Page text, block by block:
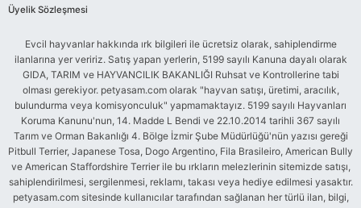
Üyelik Sözleşmesi
Evcil hayvanlar hakkında ırk bilgileri ile ücretsiz olarak, sahiplendirme
ilanlarına yer veririz. Satış yapan yerlerin, 5199 sayılı Kanuna dayalı olarak
GIDA, TARIM ve HAYVANCILIK BAKANLIĞI Ruhsat ve Kontrollerine tabi
olması gerekiyor. petyasam.com olarak "hayvan satışı, üretimi, aracılık,
bulundurma veya komisyonculuk" yapmamaktayız. 5199 sayılı Hayvanları
Koruma Kanunu'nun, 14. Madde L Bendi ve 22.10.2014 tarihli 367 sayılı
Tarım ve Orman Bakanlığı 4. Bölge İzmir Şube Müdürlüğü'nün yazısı gereği
Pitbull Terrier, Japanese Tosa, Dogo Argentino, Fila Brasileiro, American Bully
ve American Staffordshire Terrier ile bu ırkların melezlerinin sitemizde satışı,
sahiplendirilmesi, sergilenmesi, reklamı, takası veya hediye edilmesi yasaktır.
petyasam.com sitesinde kullanıcılar tarafından sağlanan her türlü ilan, bilgi,